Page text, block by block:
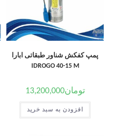
پمپ کفکش شناور طبقاتی ابارا
IDROGO 40-15 M
تومان13,200,000
افزودن به سبد خرید